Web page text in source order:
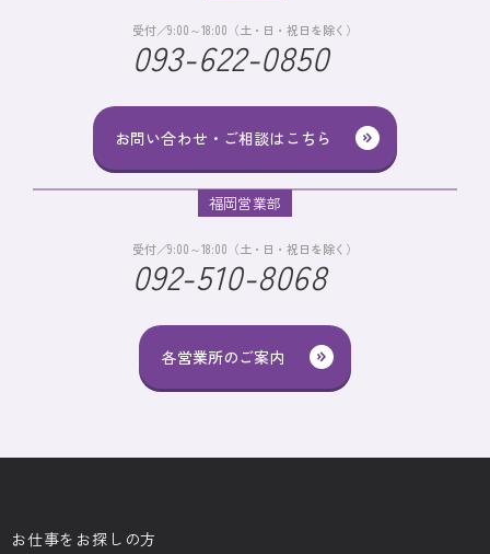
お問い合わせ・ご相談はこちら
受付／9:00～18:00（土・日・祝日を除く）
093-622-0850
各営業所のご案内
福岡営業部
受付／9:00～18:00（土・日・祝日を除く）
092-510-8068
お仕事をお探しの方